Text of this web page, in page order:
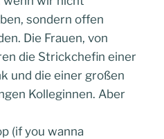
sondern offen
Die Frauen, von
die Strickchefin einer
und die einer großen
Kolleginnen. Aber
(if you wanna